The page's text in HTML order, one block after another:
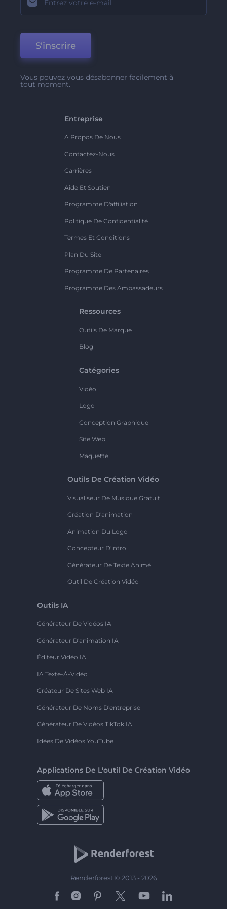
S'inscrire
Vous pouvez vous désabonner facilement à
tout moment.
Entreprise
A Propos De Nous
Contactez-Nous
Carrières
Aide Et Soutien
Programme D'affiliation
Politique De Confidentialité
Termes Et Conditions
Plan Du Site
Programme De Partenaires
Programme Des Ambassadeurs
Ressources
Outils De Marque
Blog
Catégories
Vidéo
Logo
Conception Graphique
Site Web
Maquette
Outils De Création Vidéo
Visualiseur De Musique Gratuit
Création D'animation
Animation Du Logo
Concepteur D'intro
Générateur De Texte Animé
Outil De Création Vidéo
Outils IA
Générateur De Vidéos IA
Générateur D'animation IA
Éditeur Vidéo IA
IA Texte-À-Vidéo
Créateur De Sites Web IA
Générateur De Noms D'entreprise
Générateur De Vidéos TikTok IA
Idées De Vidéos YouTube
Applications De L'outil De Création Vidéo
Renderforest © 2013 - 2026